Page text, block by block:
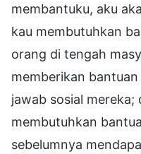
membantuku, aku
kau membutuhkan
orang di tengah
memberikan
jawab sosial mereka;
membutuhkan
sebelumnya